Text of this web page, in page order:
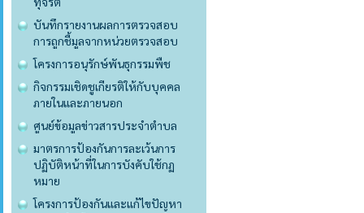
บันทึกรายงานผลการตรวจสอบ
การถูกชี้มูลจากหน่วยตรวจสอบ
โครงการอนุรักษ์พันธุกรรมพืช
กิจกรรมเชิดชูเกียรติให้กับบุคคล
ภายในและภายนอก
ศูนย์ข้อมูลข่าวสารประจำตำบล
มาตรการป้องกันการละเว้นการ
ปฏิบัติหน้าที่ในการบังคับใช้กฏ
หมาย
โครงการป้องกันและแก้ไขปัญหา